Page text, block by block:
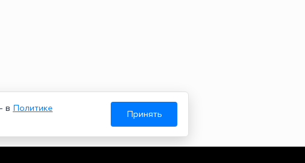
в Политике
Принять